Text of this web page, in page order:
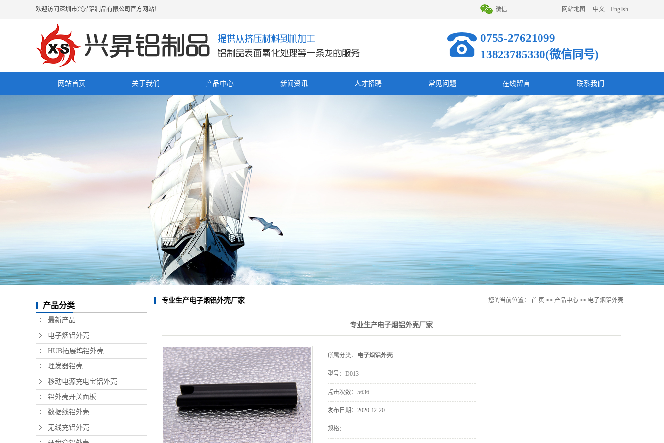
欢迎访问深圳市兴昇铝制品有限公司官方网站！ 微信 网站地图 中文 English
0755-27621099
13823785330(微信同号)
网站首页 关于我们 产品中心
最新产品
电子烟铝外壳
HUB拓展坞铝外壳
理发器铝壳
移动电源充电宝铝外壳
铝外壳开关面板
数据线铝外壳
无线充铝外壳
硬盘盒铝外壳
新闻资讯 人才招聘 常见问题 在线留言 联系我们
产品分类
最新产品
电子烟铝外壳
HUB拓展坞铝外壳
理发器铝壳
移动电源充电宝铝外壳
铝外壳开关面板
数据线铝外壳
无线充铝外壳
专业生产电子烟铝外壳厂家 您的当前位置： 首 页 >> 产品中心 >> 电子烟铝外壳
专业生产电子烟铝外壳厂家
所属分类： 电子烟铝外壳
型号：D013
点击次数： 5636
发布日期： 2020-12-20
规格：